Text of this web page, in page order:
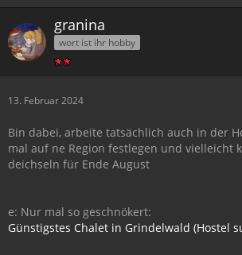
granina
wort ist ihr hobby
13. Februar 2024
Bin dabei, arbeite tatsächlich auch in der
mal auf ne Region festlegen und vielleicht
deichseln für Ende August
e: Nur mal so geschnökert:
Günstigstes Chalet in Grindelwald (Hostel